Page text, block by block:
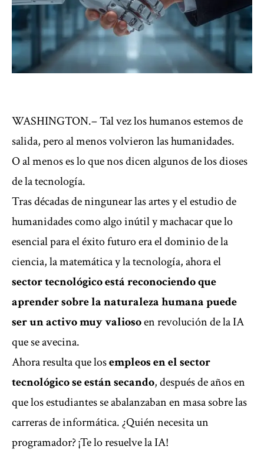
WASHINGTON.– Tal vez los humanos estemos de
salida, pero al menos volvieron las humanidades.
O al menos es lo que nos dicen algunos de los dioses
de la tecnología.
Tras décadas de ningunear las artes y el estudio de
humanidades como algo inútil y machacar que lo
esencial para el éxito futuro era el dominio de la
ciencia, la matemática y la tecnología, ahora el
sector tecnológico está reconociendo que
aprender sobre la naturaleza humana puede
ser un activo muy valiosoen revolución de la IA
que se avecina.
Ahora resulta que losempleos en el sector
tecnológico se están secando, después de años en
que los estudiantes se abalanzaban en masa sobre las
carreras de informática. ¿Quién necesita un
programador? ¡Te lo resuelve la IA!